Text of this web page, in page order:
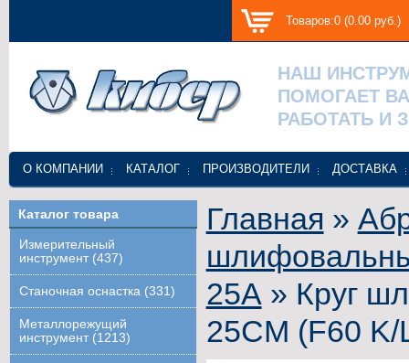
Товаров:0 (0.00 руб.)
НАШ
ПОМОГАЕТ
РАБОТАТЬ И
О КОМПАНИИ КАТАЛОГ ПРОИЗВОДИТЕЛИ ДОСТАВКА
Каталог товара
Измерительный
инструмент (437)
Станочная оснастка (331)
Металлорежущий
инструмент (1213)
Главная »
25А » Круг
25СМ (F60 K/